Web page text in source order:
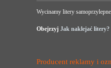
Wycinamy litery
Obejrzyj Jak naklejać litery?
Producent reklamy i